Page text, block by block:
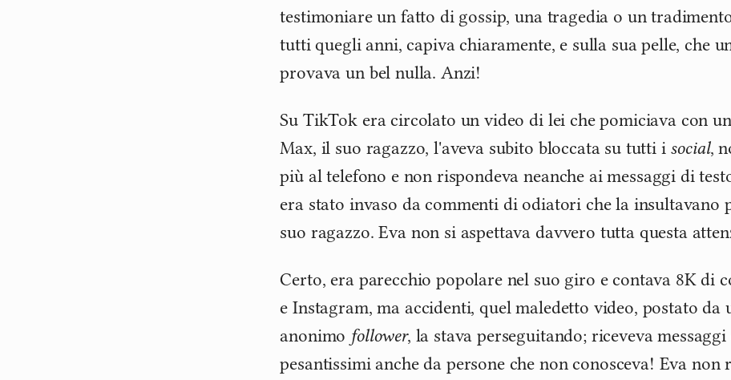
testimoniare un fatto di gossip, una tragedia o un
tutti quegli anni, capiva chiaramente, e sulla sua pelle, che
provava un bel nulla. Anzi!
Su TikTok era circolato un video di lei che pomiciava con
Max, il suo ragazzo, l'aveva subito bloccata su tutti i social,
più al telefono e non rispondeva neanche ai messaggi di
era stato invaso da commenti di odiatori che la insultavano
suo ragazzo. Eva non si aspettava davvero tutta questa
Certo, era parecchio popolare nel suo giro e contava 8K di
e Instagram, ma accidenti, quel maledetto video, postato
anonimo follower, la stava perseguitando; riceveva
pesantissimi anche da persone che non conosceva! Eva non